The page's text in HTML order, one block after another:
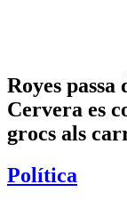
Royes
Cervera es
grocs als
Política